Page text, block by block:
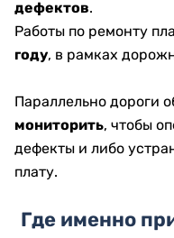
дефектов.
Работы по ремонту
году, в рамках
Параллельно дороги
мониторить, чтобы
дефекты и либо
плату.
Где именно